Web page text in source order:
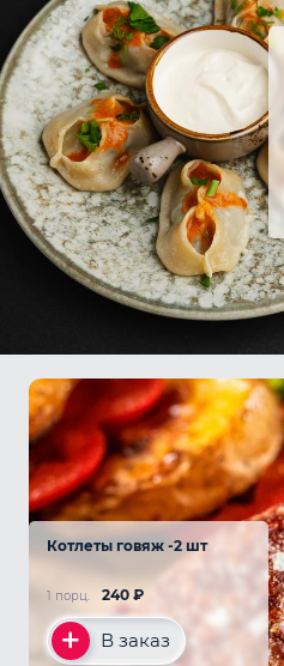
Котлеты говяж -2 шт
240 ₽
1 порц.
В заказ